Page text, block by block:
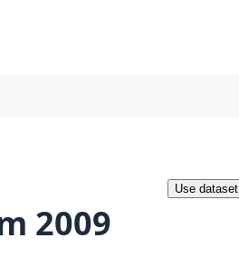
2009
Use dataset